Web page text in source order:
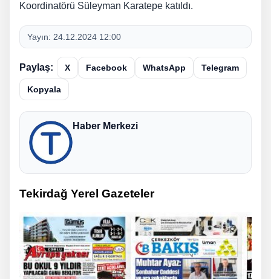
Koordinatörü Süleyman Karatepe katıldı.
Yayın: 24.12.2024 12:00
Paylaş: X Facebook WhatsApp Telegram
Kopyala
Haber Merkezi
Tekirdağ Yerel Gazeteler